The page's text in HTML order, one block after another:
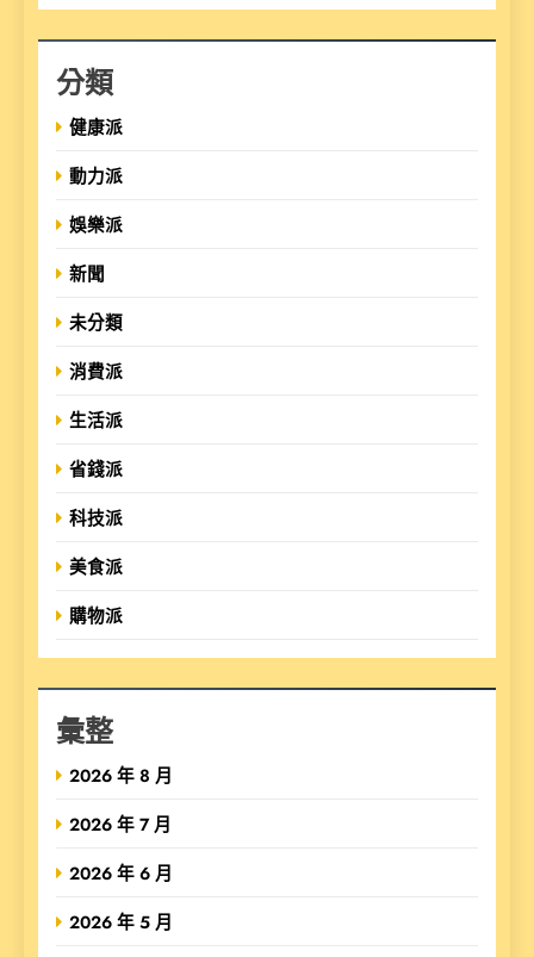
分類
健康派
動力派
娛樂派
新聞
未分類
消費派
生活派
省錢派
科技派
美食派
購物派
彙整
2026 年 8 月
2026 年 7 月
2026 年 6 月
2026 年 5 月